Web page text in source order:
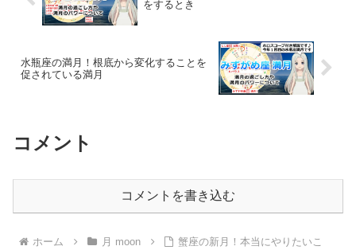
をするとき
水瓶座の満月！根底から変化することを
促されている満月
コメント
コメントを書き込む
ホーム 月 moon 蟹座の新月！本当にやりたいこ